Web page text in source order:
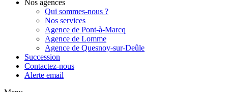
Nos agences
Qui sommes-nous ?
Nos services
Agence de Pont-à-Marcq
Agence de Lomme
Agence de Quesnoy-sur-Deûle
Succession
Contactez-nous
Alerte email